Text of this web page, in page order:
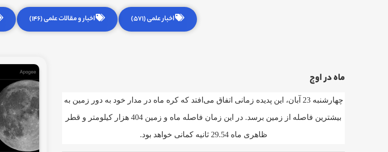
اخبار علمی (571) اخبار و مقالات علمی (146)
ماه در اوج
چهارشنبه 23 آبان، این پدیده زمانی اتفاق می‌افتد که کره ماه در مدار خود به دور زمین به
بیشترین فاصله از زمین برسد. در این زمان فاصله ماه و زمین 404 هزار کیلومتر و قطر
ظاهری ماه 29.54 ثانیه کمانی خواهد بود.